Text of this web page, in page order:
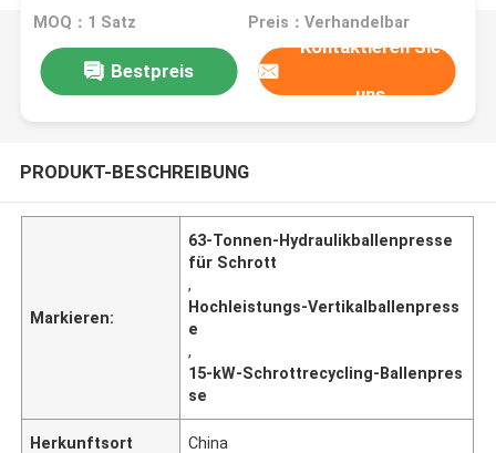
mit 15 kW Leistung
MOQ：1 Satz Preis：Verhandelbar
Bestpreis
Kontaktieren Sie
uns
PRODUKT-BESCHREIBUNG
Markieren:
63-Tonnen-Hydraulikballenpresse
für Schrott
,
Hochleistungs-Vertikalballenpress
e
,
15-kW-Schrottrecycling-Ballenpres
se
Herkunftsort China